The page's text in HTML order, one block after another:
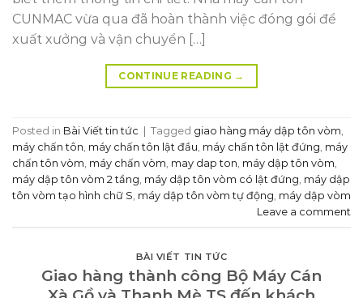
CUNMAC vừa qua đã hoàn thành việc đóng gói để
xuất xưởng và vận chuyển […]
CONTINUE READING →
Posted in Bài Viết tin tức Tagged giao hàng máy dập tôn vòm,
máy chấn tôn, máy chấn tôn lật đầu, máy chấn tôn lật đứng, máy
chấn tôn vòm, máy chấn vòm, may dap ton, máy dập tôn vòm,
máy dập tôn vòm 2 tầng, máy dập tôn vòm có lật đứng, máy dập
tôn vòm tạo hình chữ S, máy dập tôn vòm tự động, máy dập vòm
Leave a comment
BÀI VIẾT TIN TỨC
Giao hàng thành công Bộ Máy Cán